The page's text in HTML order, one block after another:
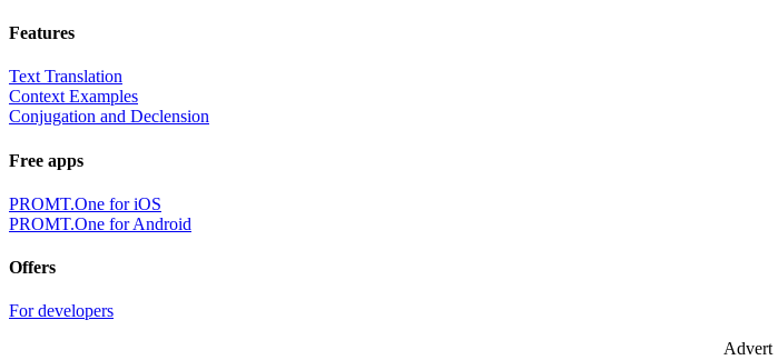
Features
Text Translation
Context Examples
Conjugation and Declension
Free apps
PROMT.One for iOS
PROMT.One for Android
Offers
For developers
Advert